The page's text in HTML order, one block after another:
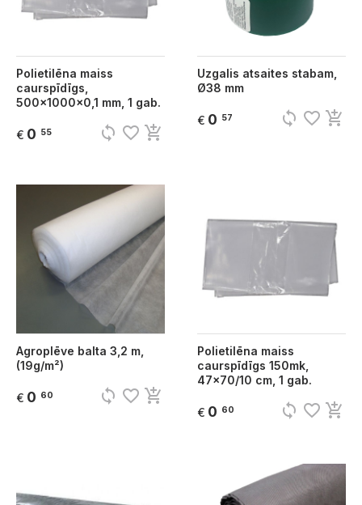
Polietilēna maiss
caurspīdīgs,
500x1000x0,1 mm, 1 gab.
€ 0 55 sync favorite_border add_shopping_cart
Uzgalis atsaites stabam,
Ø38 mm
€ 0 57 sync favorite_border add_shopping_cart
Agroplēve balta 3,2 m,
(19g/m²)
€ 0 60 sync favorite_border add_shopping_cart
Polietilēna maiss
caurspīdīgs 150mk,
47x70/10 cm, 1 gab.
€ 0 60 sync favorite_border add_shopping_cart